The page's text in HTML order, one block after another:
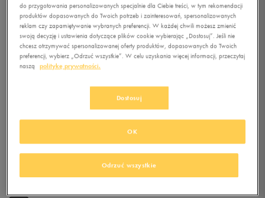
TREFOIL TEE
złz Vat
do przygotowania personalizowanych specjalnie dla Ciebie treści, w tym rekomendacji
produktów dopasowanych do Twoich potrzeb i zainteresowań, spersonalizowanych
reklam czy zapamiętywanie wybranych preferencji. W każdej chwili możesz zmienić
swoją decyzję i ustawienia dotyczące plików cookie wybierając „Dostosuj”. Jeśli nie
chcesz otrzymywać spersonalizowanej oferty produktów, dopasowanych do Twoich
preferencji, wybierz „Odrzuć wszystkie”. W celu uzyskania więcej informacji, przeczytaj
naszą
politykę prywatności.
Dostosuj
Odrzuć wszystkie
OK